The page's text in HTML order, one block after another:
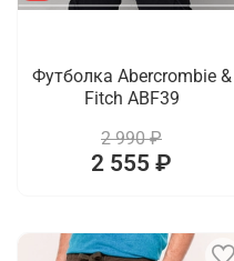
Футболка Abercrombie &
Fitch ABF39
2 990 ₽
2 555 ₽